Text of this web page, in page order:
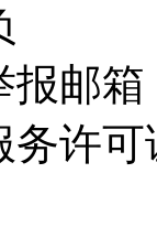
报邮箱
许可